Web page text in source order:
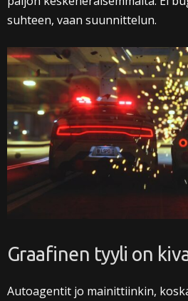
suhteen, vaan suunnittelun.
Graafinen tyyli on
Autoagentit jo mainittiinkin,